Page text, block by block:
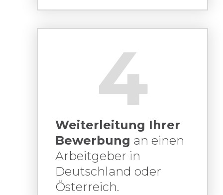
4
Weiterleitung Ihrer
Bewerbung an einen
Arbeitgeber in
Deutschland oder
Österreich.